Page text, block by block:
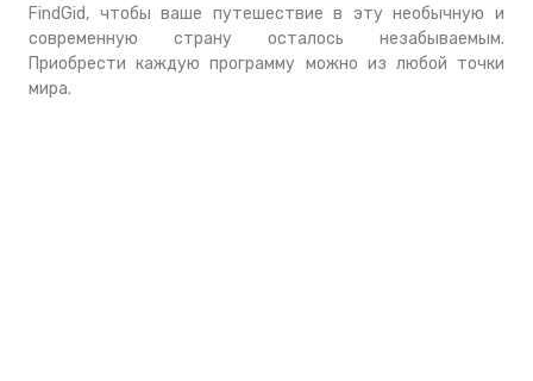
FindGid, чтобы ваше путешествие в эту необычную и
современную страну осталось незабываемым.
Приобрести каждую программу можно из любой точки
мира.